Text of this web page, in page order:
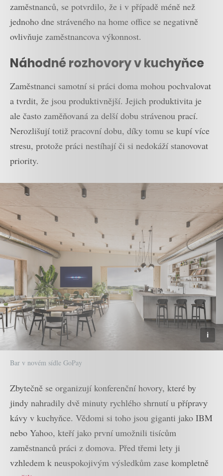
zaměstnanců, se potvrdilo, že i v případě méně než
jednoho dne stráveného na home office se negativně
ovlivňuje zaměstnancova výkonnost.
Náhodné rozhovory v kuchyňce
Zaměstnanci samotní si práci doma mohou pochvalovat
a tvrdit, že jsou produktivnější. Jejich produktivita je
ale často zaměňovaná za delší dobu strávenou prací.
Nerozlišují totiž pracovní dobu, díky tomu se kupí více
stresu, protože práci nestíhají či si nedokáží stanovovat
priority.
Bar v novém sídle GoPay
Zbytečně se organizují konferenční hovory, které by
jindy nahradily dvě minuty rychlého shrnutí u přípravy
kávy v kuchyňce. Vědomi si toho jsou giganti jako IBM
nebo Yahoo, kteří jako první umožnili tisícům
zaměstnanců práci z domova. Před třemi lety ji
vzhledem k neuspokojivým výsledkům zase kompletně